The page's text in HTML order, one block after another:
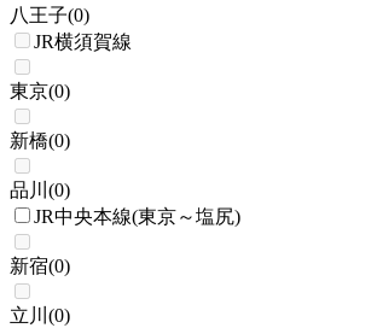
八王子(0)
JR横須賀線
東京(0)
新橋(0)
品川 (0)
JR中央本線(東京～塩尻)
新宿(0)
立川 (0)